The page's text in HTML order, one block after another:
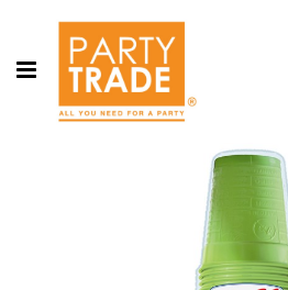
Open menu